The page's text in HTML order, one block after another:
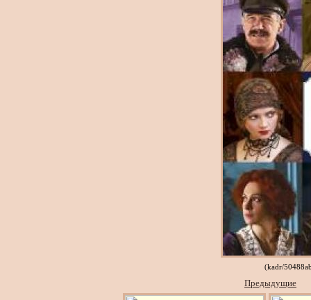
(kadr/
Предыдущие